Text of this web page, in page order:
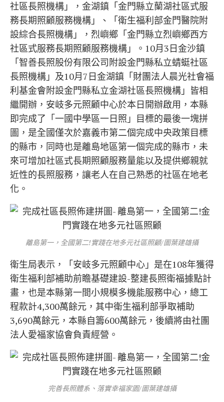
社區長照機構」，金湖鎮「金門縣立蘭湖社區式服
務長期照顧服務機構」、「衛生福利部金門醫院附
設綜合長照機構」，烈嶼鄉「金門縣立烈嶼鄉西方
社區式服務長期照顧服務機構」。10月3日金沙鎮
「智善長照股份有限公司附設金門縣私立蜻蜓社區
長照機構」及10月7日金湖鎮「財團法人晨光社會福
利基金會附設金門縣私立金湖社區長照機構」皆相
繼開辦，安岐多元照顧中心於本日開辦啟用，本縣
即完成了「一國中學區一日照」目標的最後一塊拼
圖，是全國僅次於嘉義市第二個完成中央政策目標
的縣市，同時也是離島地區第一個完成的縣市，未
來可增加社區式長期照顧服務量能以及提供鄉親就
近性的長照服務，讓老人在自己熟悉的社區在地老
化。
離島第一，全國第二!實踐在地多元社區照顧/圖葉建雄攝
衛生局表示，「安岐多元照顧中心」是在108年獲得
衛生福利部補助前瞻基礎建設-整建長照衛福據點計
畫，也是本縣第一間小規模多機能服務中心，總工
程款計4,300萬餘元，其中衛生福利部爭取補助
3,690萬餘元，本縣自籌600萬餘元，後續將由社團
法人愛福家協會負責經營。
完善長照體系、落實幸福家園/圖葉建雄攝